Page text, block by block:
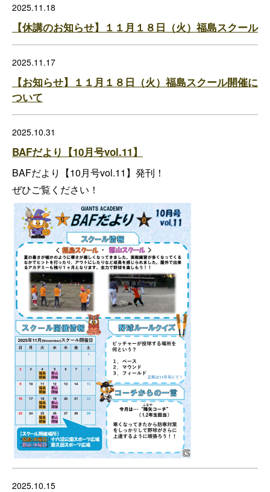
2025.11.18
【休講のお知らせ】１１月１８日（火）福島スクール
2025.11.17
【お知らせ】１１月１８日（火）福島スクール開催に
ついて
2025.10.31
BAFだより【10月号vol.11】
BAFだより【10月号vol.11】発刊！
ぜひご覧ください！
2025.10.15